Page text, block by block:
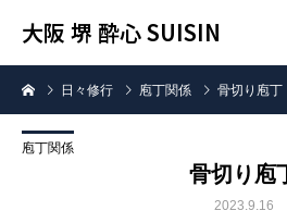
大阪 堺 酔心 SUISIN
日々修行 庖丁関係 骨切り庖丁
庖丁関係
骨切り庖
2023.9.16